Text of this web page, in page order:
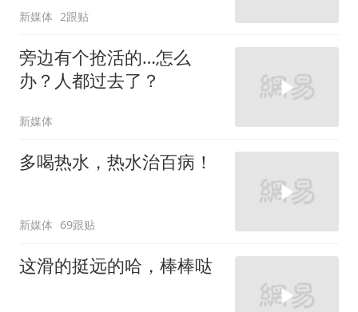
新媒体 2跟贴
旁边有个抢活的…怎么
办？人都过去了？
新媒体
多喝热水，热水治百病！
新媒体 69跟贴
这滑的挺远的哈，棒棒哒